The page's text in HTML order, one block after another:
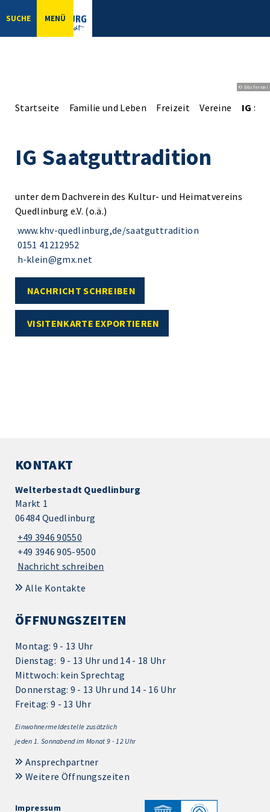
SUCHE MENÜ
© bbsferrari
Startseite Familie und Leben Freizeit Vereine IG
IG Saatguttradition
unter dem Dachverein des Kultur- und Heimatvereins
Quedlinburg e.V. (o.ä.)
www.khv-quedlinburg,de/saatguttradition
0151 41212952
h-klein@gmx.net
NACHRICHT SCHREIBEN
VISITENKARTE EXPORTIEREN
KONTAKT
Welterbestadt Quedlinburg
Markt 1
06484 Quedlinburg
+49 3946 90550
+49 3946 905-9500
Nachricht schreiben
Alle Kontakte
ÖFFNUNGSZEITEN
Montag: 9 - 13 Uhr
Dienstag: 9 - 13 Uhr und 14 - 18 Uhr
Mittwoch: kein Sprechtag
Donnerstag: 9 - 13 Uhr und 14 - 16 Uhr
Freitag: 9 - 13 Uhr
Einwohnermeldestelle zusätzlich
jeden 1. Sonnabend im Monat 9 - 12 Uhr
Ansprechpartner
Weitere Öffnungszeiten
Impressum